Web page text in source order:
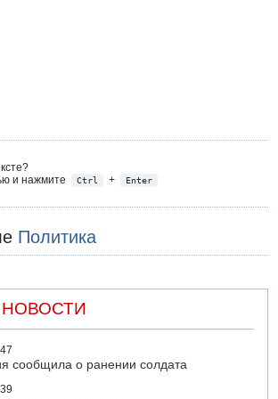
и нажмите
Ctrl + Enter
Политика
сообщила о ранении солдата